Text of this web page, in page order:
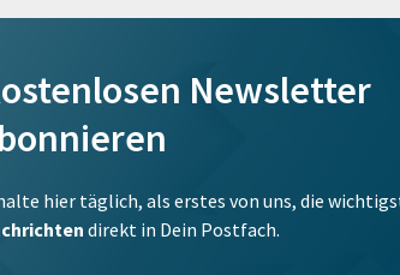
Newsletter
hier täglich, als erstes von uns, die
direkt in Dein Postfach.